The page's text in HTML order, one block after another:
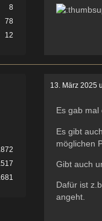
8
78
12
13. März 2025
Es gab mal
Es gibt
möglichen
Gibt auch
Dafür ist z.b.
angeht.